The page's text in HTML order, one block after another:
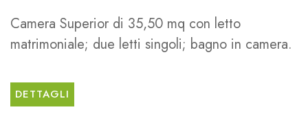
Camera Superior di 35,50 mq con letto
matrimoniale; due letti singoli; bagno in camera.
DETTAGLI